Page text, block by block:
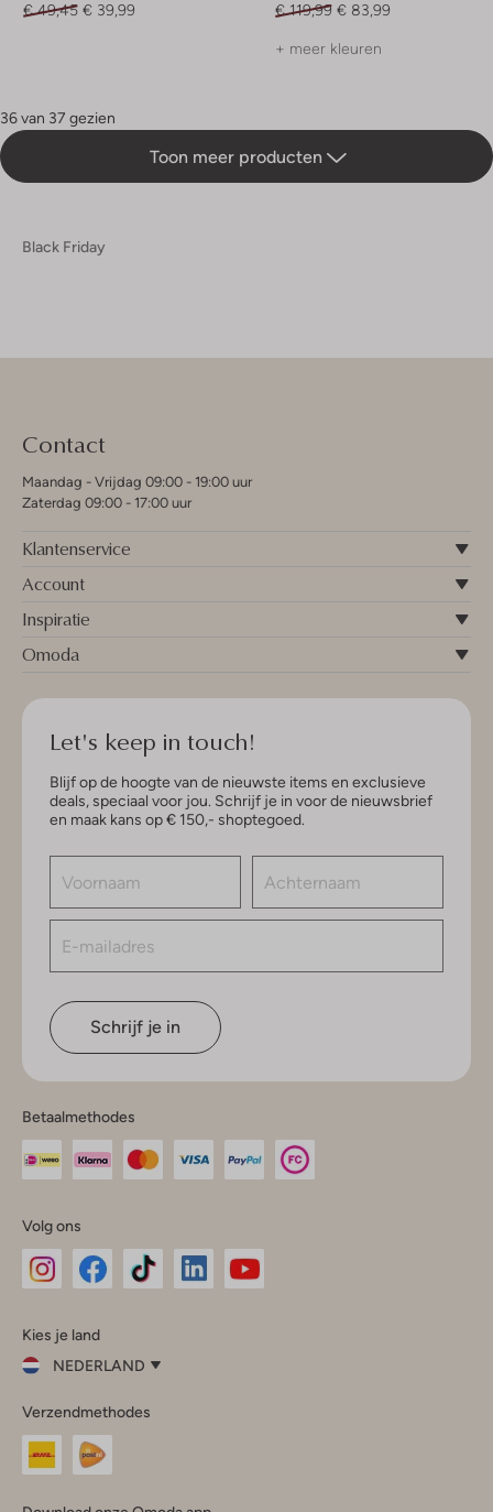
€ 49,45 € 39,99
€ 119,99 € 83,99
+ meer kleuren
36 van 37 gezien
Toon meer producten
Black Friday
Contact
Maandag - Vrijdag 09:00 - 19:00 uur
Zaterdag 09:00 - 17:00 uur
Klantenservice
Account
Inspiratie
Omoda
Let's keep in touch!
Blijf op de hoogte van de nieuwste items en exclusieve
deals, speciaal voor jou. Schrijf je in voor de nieuwsbrief
en maak kans op € 150,- shoptegoed.
Schrijf je in
Betaalmethodes
Volg ons
InstagramFacebook
Kies je land
NEDERLAND
je
land
Nederland
Verzendmethodes